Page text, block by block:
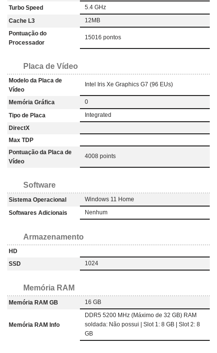
Turbo Speed
5.4 GHz
Cache L3
12MB
Pontuação do
Processador
15016 pontos
Placa de Vídeo
Modelo da Placa de
Vídeo
Intel Iris Xe Graphics G7 (96 EUs)
Memória Gráfica
0
Tipo de Placa
Integrated
DirectX
Max TDP
Pontuação da Placa de
Vídeo
4008 points
Software
Sistema Operacional
Windows 11 Home
Softwares Adicionais
Nenhum
Armazenamento
HD
SSD
1024
Memória RAM
Memória RAM GB 16 GB
Memória RAM Info
DDR5 5200 MHz (Máximo de 32 GB) RAM
soldada: Não possui | Slot 1: 8 GB | Slot 2: 8
GB